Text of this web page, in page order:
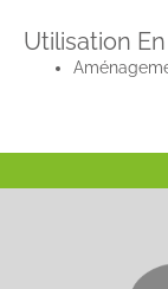
Utilisation